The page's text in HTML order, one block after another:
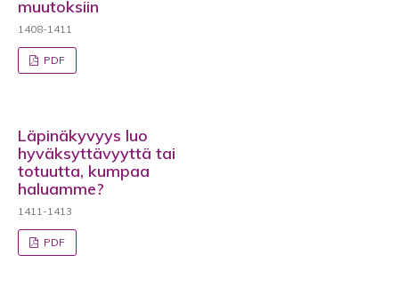
muutoksiin
1408-1411
PDF
Läpinäkyvyys luo
hyväksyttävyyttä tai
totuutta, kumpaa
haluamme?
1411-1413
PDF